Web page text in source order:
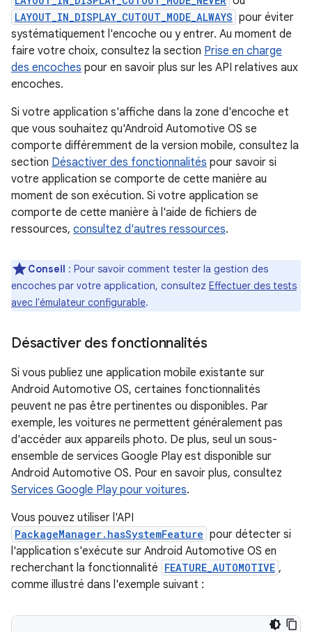
LAYOUT_IN_DISPLAY_CUTOUT_MODE_ALWAYS pour éviter
systématiquement l'encoche ou y entrer. Au moment de
faire votre choix, consultez la section Prise en charge
des encoches pour en savoir plus sur les API relatives aux
encoches.
Si votre application s'affiche dans la zone d'encoche et
que vous souhaitez qu'Android Automotive OS se
comporte différemment de la version mobile, consultez la
section Désactiver des fonctionnalités pour savoir si
votre application se comporte de cette manière au
moment de son exécution. Si votre application se
comporte de cette manière à l'aide de fichiers de
ressources, consultez d'autres ressources.
Conseil : Pour savoir comment tester la gestion des
encoches par votre application, consultez Effectuer des tests
avec l'émulateur configurable.
Désactiver des fonctionnalités
Si vous publiez une application mobile existante sur
Android Automotive OS, certaines fonctionnalités
peuvent ne pas être pertinentes ou disponibles. Par
exemple, les voitures ne permettent généralement pas
d'accéder aux appareils photo. De plus, seul un sous-
ensemble de services Google Play est disponible sur
Android Automotive OS. Pour en savoir plus, consultez
Services Google Play pour voitures.
Vous pouvez utiliser l'API
PackageManager.hasSystemFeature pour détecter si
l'application s'exécute sur Android Automotive OS en
recherchant la fonctionnalité FEATURE_AUTOMOTIVE ,
comme illustré dans l'exemple suivant :